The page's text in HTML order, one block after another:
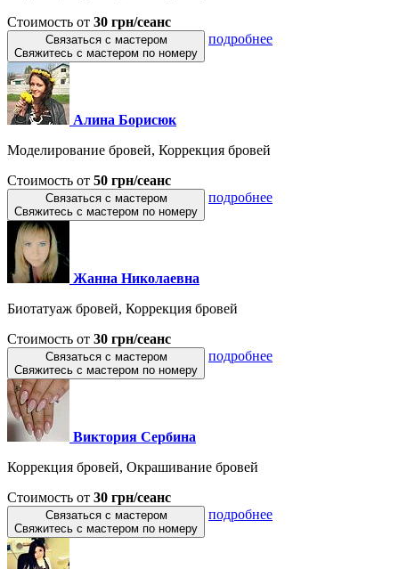
Стоимость от 30 грн/сеанс
Связаться с мастером
Свяжитесь с мастером по номеру
подробнее
Алина Борисюк
Моделирование бровей, Коррекция бровей
Стоимость от 50 грн/сеанс
Связаться с мастером
Свяжитесь с мастером по номеру
подробнее
Жанна Николаевна
Биотатуаж бровей, Коррекция бровей
Стоимость от 30 грн/сеанс
Связаться с мастером
Свяжитесь с мастером по номеру
подробнее
Виктория Сербина
Коррекция бровей, Окрашивание бровей
Стоимость от 30 грн/сеанс
Связаться с мастером
Свяжитесь с мастером по номеру
подробнее